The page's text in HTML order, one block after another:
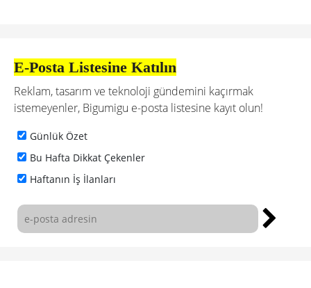
E-Posta Listesine Katılın
Reklam, tasarım ve teknoloji gündemini kaçırmak
istemeyenler, Bigumigu e-posta listesine kayıt olun!
Günlük Özet
Bu Hafta Dikkat Çekenler
Haftanın İş İlanları